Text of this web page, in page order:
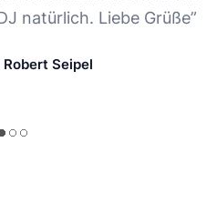
natürlich. Liebe Grüße”
Robert Seipel